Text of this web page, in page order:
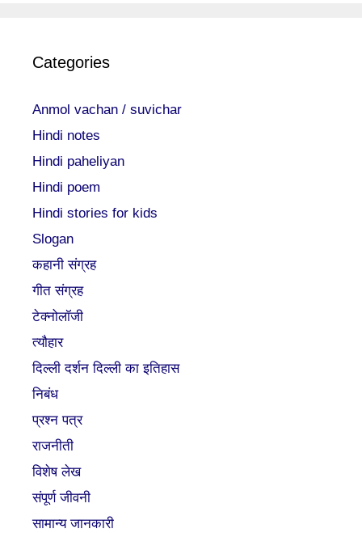
Categories
Anmol vachan / suvichar
Hindi notes
Hindi paheliyan
Hindi poem
Hindi stories for kids
Slogan
कहानी संग्रह
गीत संग्रह
टेक्नोलॉजी
त्यौहार
दिल्ली दर्शन दिल्ली का इतिहास
निबंध
प्रश्न पत्र
राजनीती
विशेष लेख
संपूर्ण जीवनी
सामान्य जानकारी